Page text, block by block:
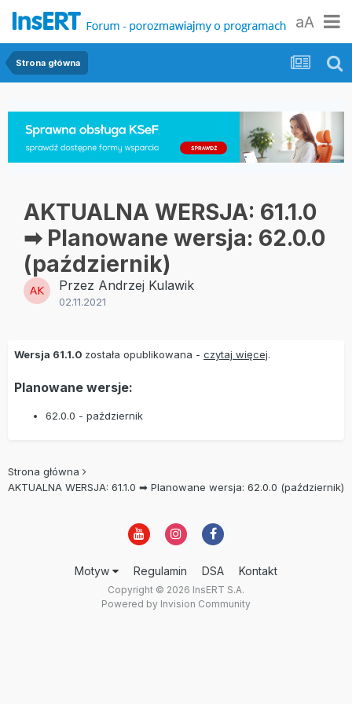
aA
Strona główna
AKTUALNA WERSJA: 61.1.0
➡ Planowane wersja: 62.0.0
(październik)
Przez Andrzej Kulawik
02.11.2021
Wersja 61.1.0 została opublikowana - czytaj więcej.
Planowane wersje:
62.0.0 - październik
Strona główna
AKTUALNA WERSJA: 61.1.0 ➡ Planowane wersja: 62.0.0 (październik)
Motyw Regulamin DSA Kontakt
Copyright © 2026 InsERT S.A.
Powered by Invision Community